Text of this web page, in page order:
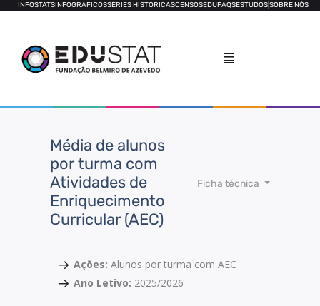
INFOSTATSINFOGRÁFICOSSÉRIES HISTÓRICASCENSOSEDUFAQSESTUDOSSOBRE NÓS
Média de alunos
por turma com
Atividades de
Enriquecimento
Curricular (AEC)
Ficha técnica
Ações: Alunos por turma com AEC
Ano Letivo: 2025/2026